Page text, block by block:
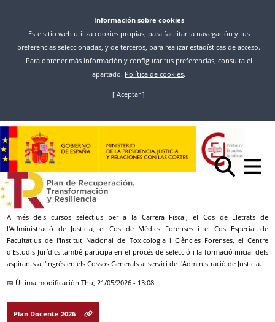
main
Información sobre cookies
Este sitio web utiliza cookies propias, para facilitar la navegación y tus
preferencias seleccionadas, y de terceros, para realizar estadísticas de acceso.
Para obtener más información y configurar tus preferencias, consulta el
apartado. Política de cookies.
[ Aceptar ]
Cossos Administració De Justícia I FCSE - Formació Inicial
Cossos Generals al servici de
l'Administració de Justícia
A més dels cursos selectius per a la Carrera Fiscal, el Cos de Lletrats de
l'Administració de Justícia, el Cos de Mèdics Forenses i el Cos Especial de
Facultatius de l'Institut Nacional de Toxicologia i Ciències Forenses, el Centre
d'Estudis Jurídics també participa en el procés de selecció i la formació inicial dels
aspirants a l'ingrés en els Cossos Generals al servici de l'Administració de Justícia.
📅 Última modificación Thu, 21/05/2026 - 13:08
Plan Docente 2026